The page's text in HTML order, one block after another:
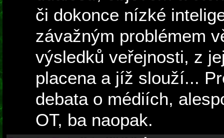
či dokonce nízké
závažným problémem
výsledků veřejnosti, z
placena a jíž slouží...
debata o médiích,
OT, ba naopak.